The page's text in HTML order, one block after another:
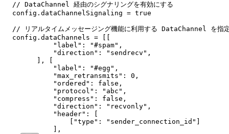
// DataChannel 経由のシグナリングを有効にする
config.dataChannelSignaling = true
// リアルタイムメッセージング機能に利用する DataChannel を指
config.dataChannels = [[
          "label": "#spam",
          "direction": "sendrecv",
      ], [
          "label": "#egg",
          "max_retransmits": 0,
          "ordered": false,
          "protocol": "abc",
          "compress": false,
          "direction": "recvonly",
          "header": [
              ["type": "sender_connection_id"]
          ],